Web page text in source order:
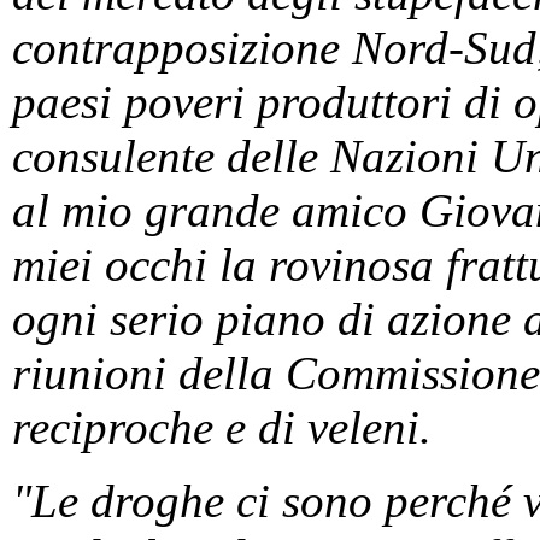
contrapposizione Nord-
paesi poveri produttori di
consulente delle Nazioni
al mio grande amico
miei occhi la rovinosa
ogni serio piano di azione
riunioni della
reciproche e di veleni.
"Le droghe ci sono